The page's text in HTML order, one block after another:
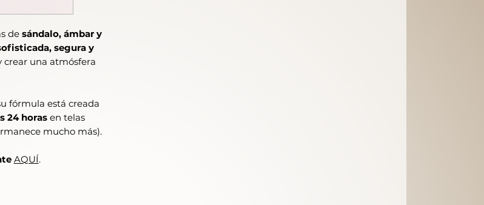
de sándalo, ámbar y
segura y
crear una atmósfera
fórmula está creada
24 horasen telas
mucho más).
AQUÍ.